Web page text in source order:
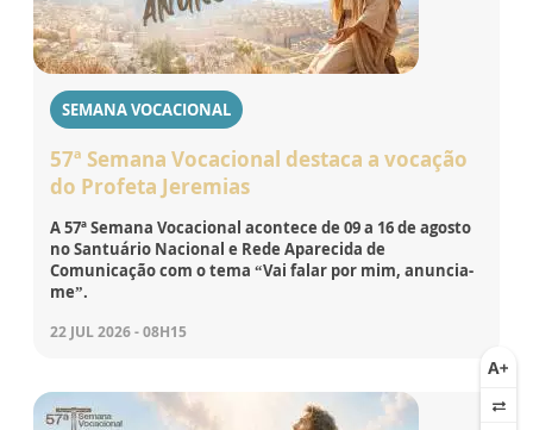
SEMANA VOCACIONAL
57ª Semana Vocacional destaca a vocação
do Profeta Jeremias
A 57ª Semana Vocacional acontece de 09 a 16 de agosto
no Santuário Nacional e Rede Aparecida de
Comunicação com o tema “Vai falar por mim, anuncia-
me”.
22 JUL 2026 - 08H15